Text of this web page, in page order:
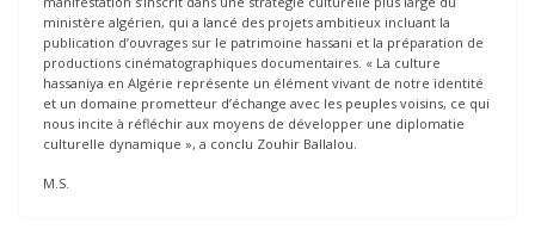
ministère algérien, qui a lancé des projets ambitieux incluant la
publication d’ouvrages sur le patrimoine hassani et la préparation de
productions cinématographiques documentaires. « La culture
hassaniya en Algérie représente un élément vivant de notre identité
et un domaine prometteur d’échange avec les peuples voisins, ce qui
nous incite à réfléchir aux moyens de développer une diplomatie
culturelle dynamique », a conclu Zouhir Ballalou.
M.S.